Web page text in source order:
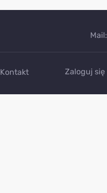
Mail:
Kontakt Zaloguj się